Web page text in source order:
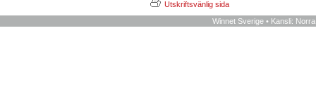
Utskriftsvänlig sida
Winnet Sverige • Kansli: